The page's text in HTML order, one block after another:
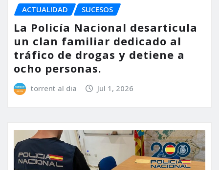
ACTUALIDAD SUCESOS
La Policía Nacional desarticula
un clan familiar dedicado al
tráfico de drogas y detiene a
ocho personas.
torrent al dia Jul 1, 2026